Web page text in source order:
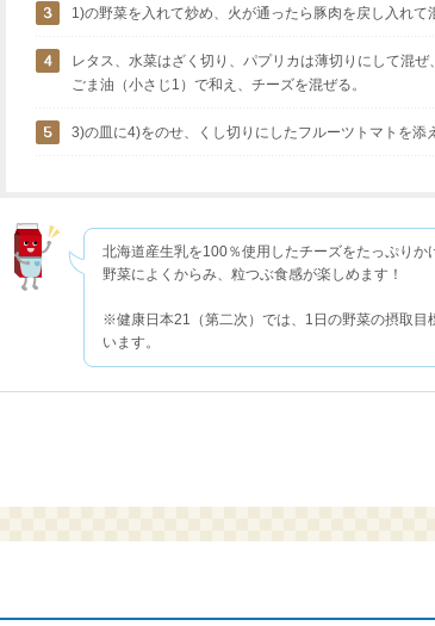
1)の野菜を入れて炒め、火が通ったら豚肉を戻し入れて
レタス、水菜はざく切り、パプリカは薄切りにして混ぜ
ごま油（小さじ1）で和え、チーズを混ぜる。
3)の皿に4)をのせ、くし切りにしたフルーツトマトを添
北海道産生乳を100％使用したチーズをたっぷりか
野菜によくからみ、粒つぶ食感が楽しめます！
※健康日本21（第二次）では、1日の野菜の摂取目
います。